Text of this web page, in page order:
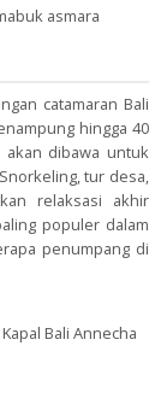
asmara
catamaran Bali
hingga 40
akan dibawa untuk
tur desa,
relaksasi akhir
populer dalam
penumpang di
Bali Annecha